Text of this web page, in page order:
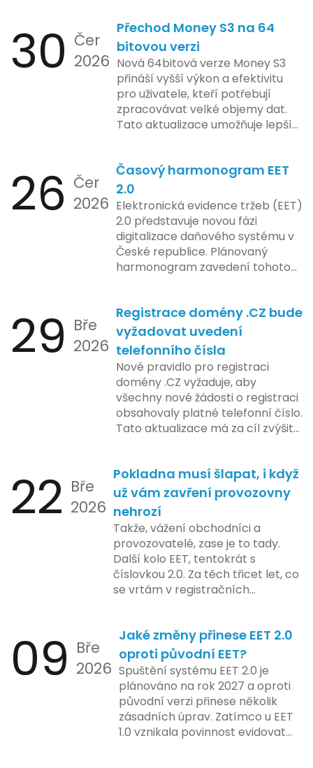
bezpečnost a ochranu spotřebitelů,
regulační orgány různých zemí jsou
na pozoru a sledují vývoj celého
případu velmi bedlivě. Vedení
společnosti zatím neposkytlo
podrobnější informace o
konkrétních záměrech či časové
ose zavedení této technologie.
kontrolovaném prostředí. Uživatelé
mají možnost předem se seznámit s
aktualizacemi, a tím lépe připravit
své systémy na oficiální zavedení
nového systému.
30 Čer
2026
Přechod Money S3 na 64
bitovou verzi
Nová 64bitová verze Money S3
přináší vyšší výkon a efektivitu
pro uživatele, kteří potřebují
zpracovávat velké objemy dat.
Tato aktualizace umožňuje lepší
podniky s náročnými účetními
procesy.
26 Čer
2026
Časový harmonogram EET
2.0
Elektronická evidence tržeb (EET)
2.0 představuje novou fázi
digitalizace daňového systému v
České republice. Plánovaný
harmonogram zavedení tohoto
zahrnuje přípravu technické
platformy a legislativních změn,
které by měly být předloženy do
konce tohoto roku. Očekává se,
že tato fáze umožní adaptaci
systémů a rozšíření podpory pro
podnikatele, přičemž všechny
potřebné technologie by měly
být dostupné k testování v rámci
plánovaná na první pololetí
následujícího roku, je zaměřena
na školení a edukaci uživatelů,
včetně přípravy materiálů a
školení pro zaměstnavatele a
účetní firmy. V této fázi dojde
také k oficiálnímu spuštění
systému pro vybrané segmenty
podnikání. Třetí a konečná fáze
integraci systému EET 2.0 do
praxe, s povinností prodejců
zapojit se do nového systému,
včetně zvýšeného dohledu nad
dodržováním pravidel.
29 Bře
2026
Registrace domény .CZ bude
vyžadovat uvedení
telefonního čísla
Nové pravidlo pro registraci
domény .CZ vyžaduje, aby
všechny nové žádosti o registraci
obsahovaly platné telefonní číslo.
Tato aktualizace má za cíl zvýšit
České republice. Povinnost uvést
telefonní číslo se týká všech
nově registrovaných domén, a
také může ovlivnit stávající
majitele domén při aktualizaci
jejich údajů.
22 Bře
2026
Pokladna musí šlapat, i když
už vám zavření provozovny
nehrozí
Takže, vážení obchodníci a
provozovatelé, zase je to tady.
Další kolo EET, tentokrát s
číslovkou 2.0. Za těch třicet let, co
se vrtám v registračních
pokladen, co se občas zasekly, až
po ty nejmodernější dotykové
systémy, co umí pomalu i kafe
uvařit. A jedno vím jistě: legislativa
se mění, ale základní pravidlo
zůstává – pokladna musí šlapat
jako hodinky. Jinak jsou problémy.
09 Bře
2026
Jaké změny přinese EET 2.0
oproti původní EET?
Spuštění systému EET 2.0 je
plánováno na rok 2027 a oproti
původní verzi přinese několik
zásadních úprav. Zatímco u EET
1.0 vznikala povinnost evidovat